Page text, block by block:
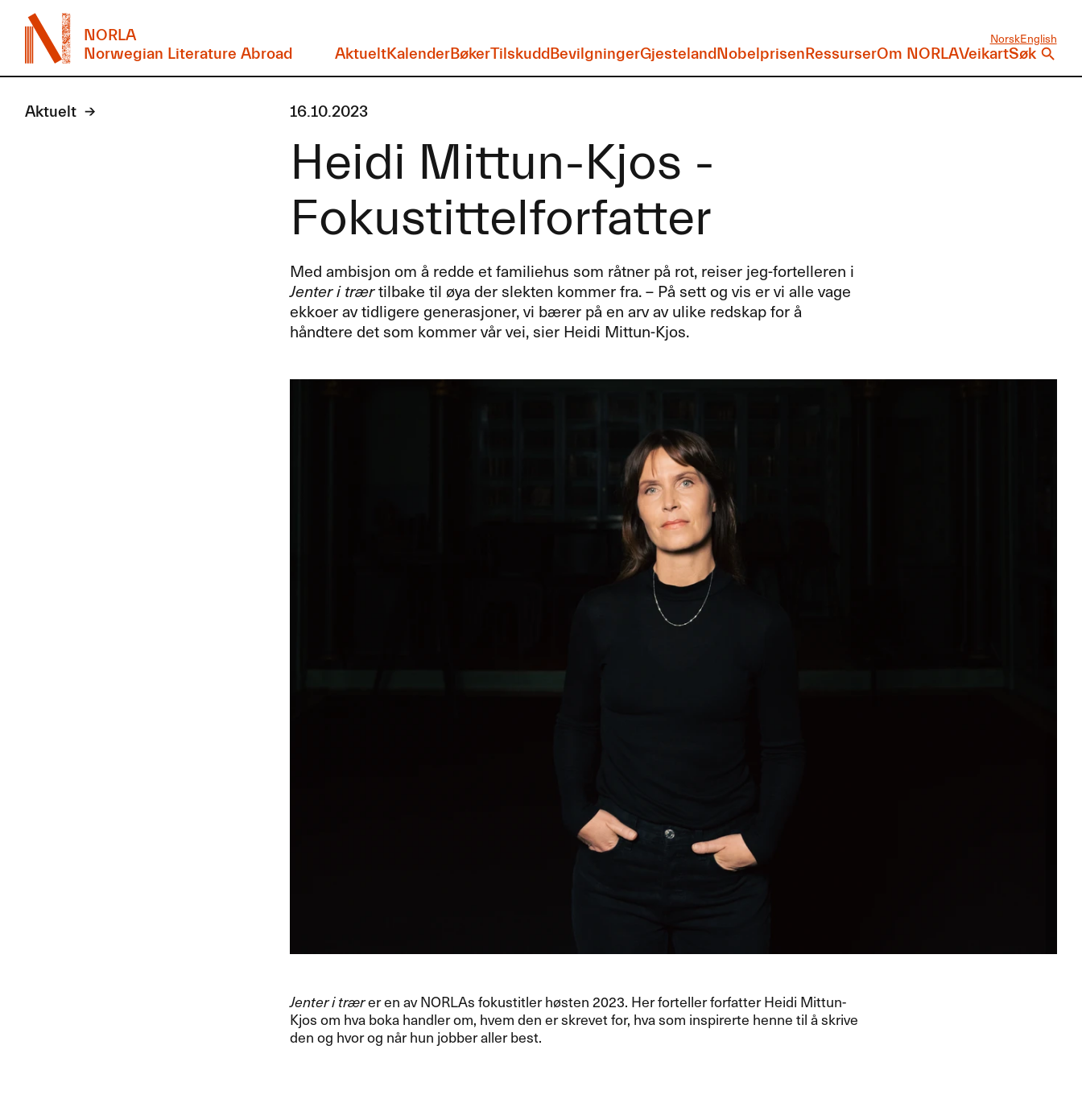
NORLA
Norwegian Literature Abroad
NorskEnglish
AktueltKalenderBøkerTilskuddBevilgningerGjestelandNobelprisenRessurserOm NORLAVeikartSøk
Aktuelt 16.10.2023
Heidi Mittun-Kjos -
Fokustittelforfatter
Med ambisjon om å redde et familiehus som råtner på rot, reiser jeg-fortelleren i
Jenter i trærtilbake til øya der slekten kommer fra. – På sett og vis er vi alle vage
ekkoer av tidligere generasjoner, vi bærer på en arv av ulike redskap for å
håndtere det som kommer vår vei, sier Heidi Mittun-Kjos.
Jenter i tr​æ​rer en av NORLAs fokustitler h​ø​sten 2023. Her forteller forfatter Heidi Mittun-
Kjos om hva boka handler om, hvem den er skrevet for, hva som inspirerte henne til ​å skrive
den og hvor og n​å​r hun jobber aller best.​​